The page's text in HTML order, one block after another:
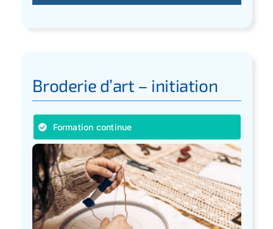
Broderie d’art – initiation
Formation continue